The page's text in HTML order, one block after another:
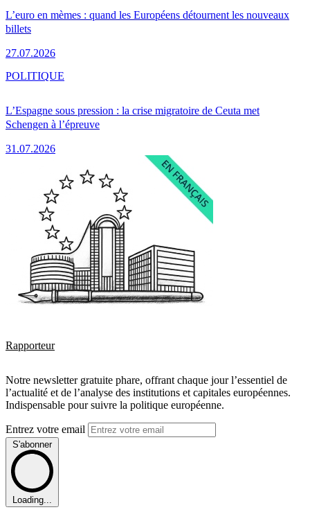
L’euro en mèmes : quand les Européens détournent les nouveaux
billets
27.07.2026
L’Espagne sous pression : la crise migratoire de Ceuta met
Schengen à l’épreuve
31.07.2026
POLITIQUE
Rapporteur
Notre newsletter gratuite phare, offrant chaque jour l’essentiel de
l’actualité et de l’analyse des institutions et capitales européennes.
Indispensable pour suivre la politique européenne.
Entrez votre email
S'abonner
Loading...